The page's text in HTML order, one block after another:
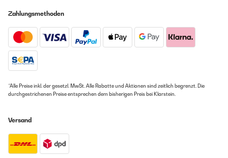
Zahlungsmethoden
*Alle Preise inkl. der gesetzl. MwSt. Alle Rabatte und Aktionen sind zeitlich begrenzt. Die
durchgestrichenen Preise entsprechen dem bisherigen Preis bei Klarstein.
Versand